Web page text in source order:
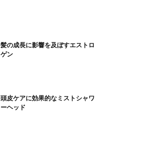
髪の成長に影響を及ぼすエストロ
ゲン
頭皮ケアに効果的なミストシャワ
ーヘッド